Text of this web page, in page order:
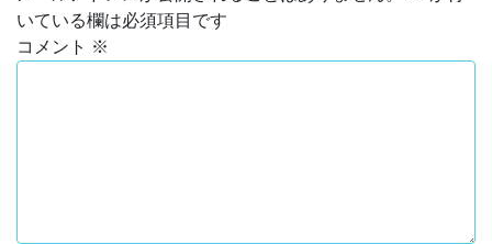
いている欄は必須項目です
コメント ※